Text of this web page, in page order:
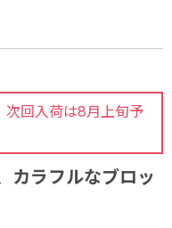
次回入荷は8月上旬予
カラフルなブロッ